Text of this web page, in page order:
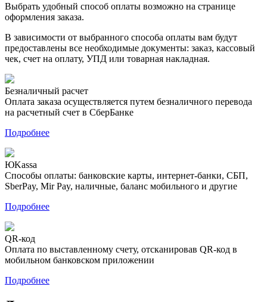
Выбрать удобный способ оплаты возможно на странице
оформления заказа.
В зависимости от выбранного способа оплаты вам будут
предоставлены все необходимые документы: заказ, кассовый
чек, счет на оплату, УПД или товарная накладная.
Безналичный расчет
Оплата заказа осуществляется путем безналичного перевода
на расчетный счет в СберБанке
Подробнее
ЮKassa
Способы оплаты: банковские карты, интернет-банки, СБП,
SberPay, Mir Pay, наличные, баланс мобильного и другие
Подробнее
QR-код
Оплата по выставленному счету, отсканировав QR-код в
мобильном банковском приложении
Подробнее